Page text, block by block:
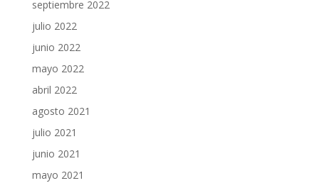
septiembre 2022
julio 2022
junio 2022
mayo 2022
abril 2022
agosto 2021
julio 2021
junio 2021
mayo 2021